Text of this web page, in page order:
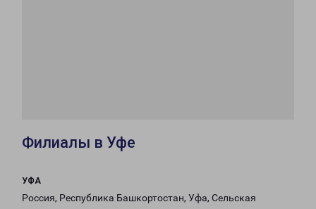
Филиалы в Уфе
УФА
Россия, Республика Башкортостан, Уфа, Сельская